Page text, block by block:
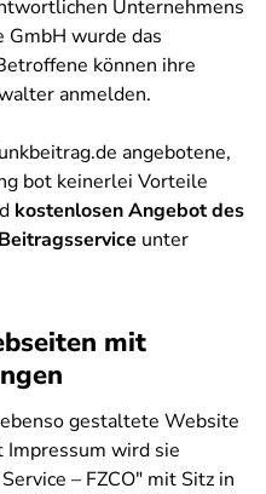
Unternehmens
GmbH wurde das
können ihre
anmelden.
angebotene,
bot keinerlei Vorteile
kostenlosen Angebot des
unter
mit
gestaltete Website
wird sie
– FZCO" mit Sitz in